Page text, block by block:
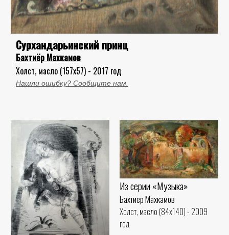
Сурхандарьинский принц
Бахтиёр Махкамов
Холст, масло (157x57) - 2017 год
Нашли ошибку? Сообщите нам.
Из серии «Музыка»
Бахтиёр Махкамов
Холст, масло (84x140) - 2009
год